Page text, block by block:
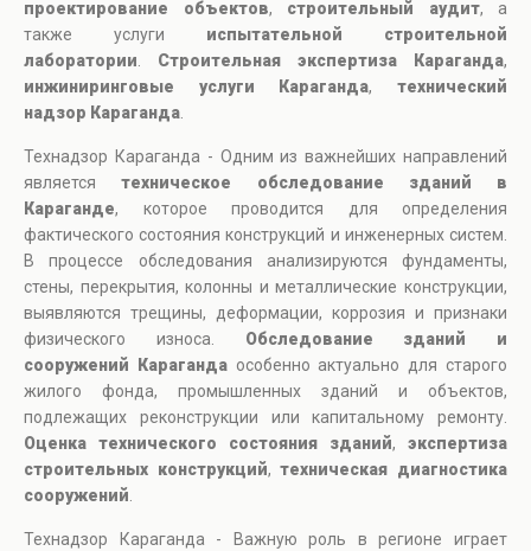
проектирование объектов, строительный аудит, а
также услуги испытательной строительной
лаборатории
Строительная экспертиза Караганда,
инжиниринговые услуги Караганда,технический
надзор Караганда
Технадзор Караганда - Одним из важнейших направлений
являетсятехническое обследование зданий в
Караганде, которое проводится для определения
фактического состояния конструкций и инженерных систем.
В процессе обследования анализируются фундаменты,
стены, перекрытия, колонны и металлические конструкции,
выявляются трещины, деформации, коррозия и признаки
физического износа. Обследование зданий и
сооружений Карагандаособенно актуально для старого
жилого фонда, промышленных зданий и объектов,
подлежащих реконструкции или капитальному ремонту.
Оценка технического состояния зданий, экспертиза
строительных конструкций,техническая диагностика
сооружений
Технадзор Караганда - Важную роль в регионе играет